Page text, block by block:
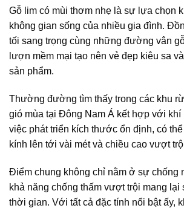
Gỗ lim có mùi thơm nhẹ là sự lựa chọn
không gian sống của nhiều gia đình.
tối sang trọng cùng những đường vân
lượn mềm mại tạo nên vẻ đẹp kiêu sa
sản phẩm.
Thường đường tìm thấy trong các khu
gió mùa tại Đông Nam Á kết hợp với
việc phát triển kích thước ổn định, có
kính lên tới vài mét và chiều cao vượt
Điểm chung không chỉ nằm ở sự chống
khả năng chống thấm vượt trội mang lại
thời gian. Với tất cả đặc tính nổi bật ấy,